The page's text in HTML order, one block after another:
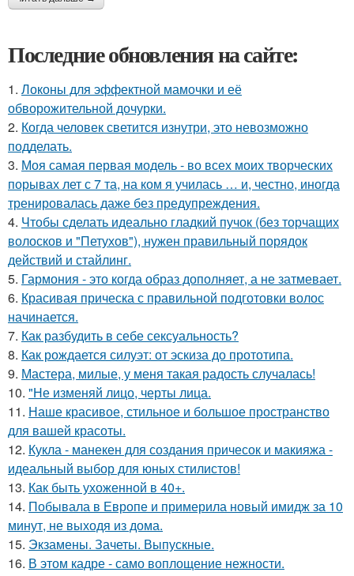
Последние обновления на сайте:
1. Локоны для эффектной мамочки и её
обворожительной дочурки.
2. Когда человек светится изнутри, это невозможно
подделать.
3. Моя самая первая модель - во всех моих творческих
порывах лет с 7 та, на ком я училась … и, честно, иногда
тренировалась даже без предупреждения.
4. Чтобы сделать идеально гладкий пучок (без торчащих
волосков и "Петухов"), нужен правильный порядок
действий и стайлинг.
5. Гармония - это когда образ дополняет, а не затмевает.
6. Красивая прическа с правильной подготовки волос
начинается.
7. Как разбудить в себе сексуальность?
8. Как рождается силуэт: от эскиза до прототипа.
9. Мастера, милые, у меня такая радость случалась!
10. "Не изменяй лицо, черты лица.
11. Наше красивое, стильное и большое пространство
для вашей красоты.
12. Кукла - манекен для создания причесок и макияжа -
идеальный выбор для юных стилистов!
13. Как быть ухоженной в 40+.
14. Побывала в Европе и примерила новый имидж за 10
минут, не выходя из дома.
15. Экзамены. Зачеты. Выпускные.
16. В этом кадре - само воплощение нежности.